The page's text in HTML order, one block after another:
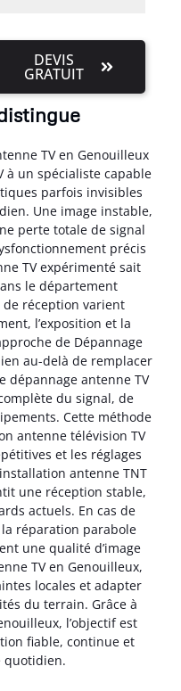
DEVIS
GRATUIT
TV en Genouilleux
à un spécialiste capable
parfois invisibles
Une image instable,
perte totale de signal
précis
TV expérimenté sait
le département
réception varient
l’exposition et la
de Dépannage
au-delà de remplacer
dépannage antenne TV
du signal, de
Cette méthode
antenne télévision TV
et les réglages
antenne TNT
une réception stable,
actuels. En cas de
réparation parabole
une qualité d’image
TV en Genouilleux,
locales et adapter
du terrain. Grâce à
l’objectif est
fiable, continue et
quotidien.